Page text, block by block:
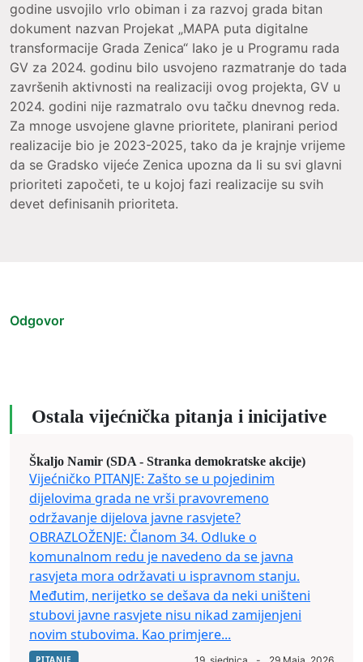
godine usvojilo vrlo obiman i za razvoj grada bitan
dokument nazvan Projekat „MAPA puta digitalne
transformacije Grada Zenica“ Iako je u Programu rada
GV za 2024. godinu bilo usvojeno razmatranje do tada
završenih aktivnosti na realizaciji ovog projekta, GV u
2024. godini nije razmatralo ovu tačku dnevnog reda.
Za mnoge usvojene glavne prioritete, planirani period
realizacije bio je 2023-2025, tako da je krajnje vrijeme
da se Gradsko vijeće Zenica upozna da li su svi glavni
prioriteti započeti, te u kojoj fazi realizacije su svih
devet definisanih prioriteta.
Odgovor
Ostala vijećnička pitanja i inicijative
Škaljo Namir (SDA - Stranka demokratske akcije)
Vijećničko PITANJE: Zašto se u pojedinim
dijelovima grada ne vrši pravovremeno
održavanje dijelova javne rasvjete?
OBRAZLOŽENJE: Članom 34. Odluke o
komunalnom redu je navedeno da se javna
rasvjeta mora održavati u ispravnom stanju.
Međutim, nerijetko se dešava da neki uništeni
stubovi javne rasvjete nisu nikad zamijenjeni
novim stubovima. Kao primjere...
PITANJE